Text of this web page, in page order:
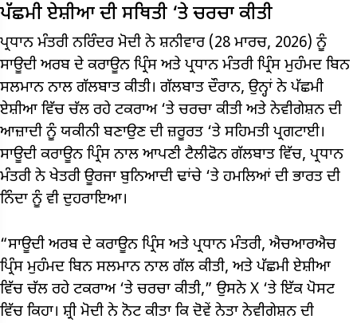
ਪੱਛਮੀ ਏਸ਼ੀਆ ਦੀ ਸਥਿਤੀ ‘ਤੇ ਚਰਚਾ ਕੀਤੀ
ਪ੍ਰਧਾਨ ਮੰਤਰੀ ਨਰਿੰਦਰ ਮੋਦੀ ਨੇ ਸ਼ਨੀਵਾਰ (28 ਮਾਰਚ, 2026) ਨੂੰ
ਸਾਊਦੀ ਅਰਬ ਦੇ ਕਰਾਊਨ ਪ੍ਰਿੰਸ ਅਤੇ ਪ੍ਰਧਾਨ ਮੰਤਰੀ ਪ੍ਰਿੰਸ ਮੁਹੰਮਦ ਬਿਨ
ਸਲਮਾਨ ਨਾਲ ਗੱਲਬਾਤ ਕੀਤੀ। ਗੱਲਬਾਤ ਦੌਰਾਨ, ਉਨ੍ਹਾਂ ਨੇ ਪੱਛਮੀ
ਏਸ਼ੀਆ ਵਿੱਚ ਚੱਲ ਰਹੇ ਟਕਰਾਅ ‘ਤੇ ਚਰਚਾ ਕੀਤੀ ਅਤੇ ਨੇਵੀਗੇਸ਼ਨ ਦੀ
ਆਜ਼ਾਦੀ ਨੂੰ ਯਕੀਨੀ ਬਣਾਉਣ ਦੀ ਜ਼ਰੂਰਤ ‘ਤੇ ਸਹਿਮਤੀ ਪ੍ਰਗਟਾਈ।
ਸਾਊਦੀ ਕਰਾਊਨ ਪ੍ਰਿੰਸ ਨਾਲ ਆਪਣੀ ਟੈਲੀਫੋਨ ਗੱਲਬਾਤ ਵਿੱਚ, ਪ੍ਰਧਾਨ
ਮੰਤਰੀ ਨੇ ਖੇਤਰੀ ਊਰਜਾ ਬੁਨਿਆਦੀ ਢਾਂਚੇ ‘ਤੇ ਹਮਲਿਆਂ ਦੀ ਭਾਰਤ ਦੀ
ਨਿੰਦਾ ਨੂੰ ਵੀ ਦੁਹਰਾਇਆ।
“ਸਾਊਦੀ ਅਰਬ ਦੇ ਕਰਾਊਨ ਪ੍ਰਿੰਸ ਅਤੇ ਪ੍ਰਧਾਨ ਮੰਤਰੀ, ਐਚਆਰਐਚ
ਪ੍ਰਿੰਸ ਮੁਹੰਮਦ ਬਿਨ ਸਲਮਾਨ ਨਾਲ ਗੱਲ ਕੀਤੀ, ਅਤੇ ਪੱਛਮੀ ਏਸ਼ੀਆ
ਵਿੱਚ ਚੱਲ ਰਹੇ ਟਕਰਾਅ ‘ਤੇ ਚਰਚਾ ਕੀਤੀ,” ਉਸਨੇ X ‘ਤੇ ਇੱਕ ਪੋਸਟ
ਵਿੱਚ ਕਿਹਾ। ਸ਼੍ਰੀ ਮੋਦੀ ਨੇ ਨੋਟ ਕੀਤਾ ਕਿ ਦੋਵੇਂ ਨੇਤਾ ਨੇਵੀਗੇਸ਼ਨ ਦੀ